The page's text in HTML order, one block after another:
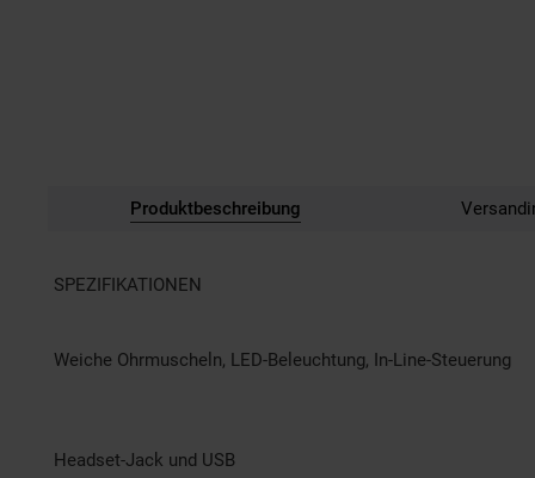
Produktbeschreibung
SPEZIFIKATIONEN
Weiche Ohrmuscheln, LED-Beleuchtung, In-Line-Steuerung
Headset-Jack und USB